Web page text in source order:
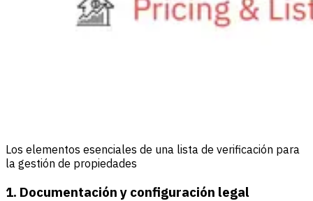
Los elementos esenciales de una lista de verificación para
la gestión de propiedades
1. Documentación y configuración legal